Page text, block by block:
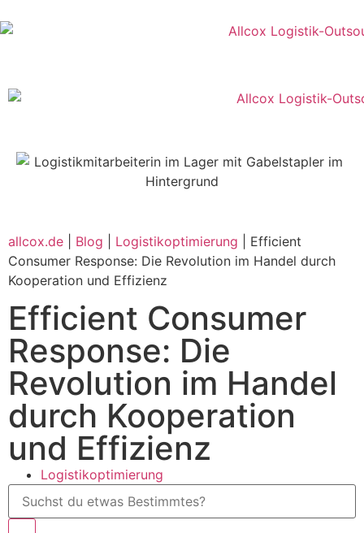
allcox.de Blog Logistikoptimierung
Efficient
Consumer Response: Die Revolution im Handel durch
Kooperation und Effizienz
Efficient Consumer
Response: Die
Revolution im Handel
durch Kooperation
und Effizienz
Logistikoptimierung